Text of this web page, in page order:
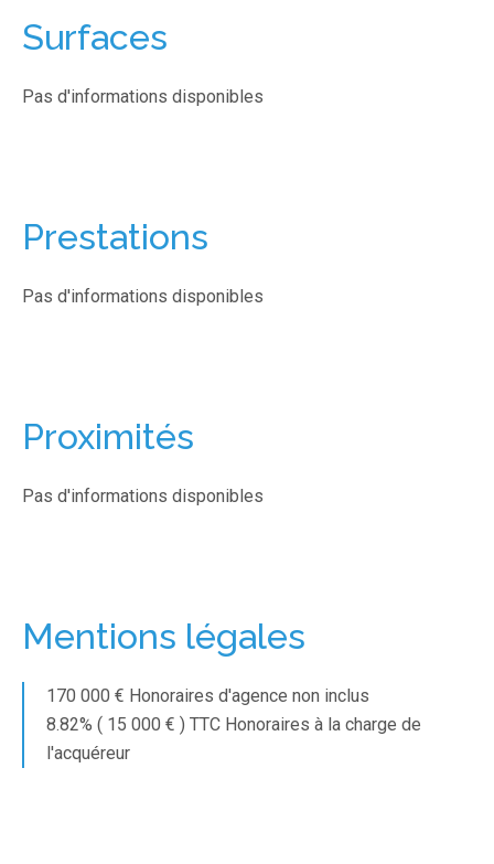
Surfaces
Pas d'informations disponibles
Prestations
Pas d'informations disponibles
Proximités
Pas d'informations disponibles
Mentions légales
170 000 € Honoraires d'agence non inclus
8.82% ( 15 000 € ) TTC Honoraires à la charge de
l'acquéreur